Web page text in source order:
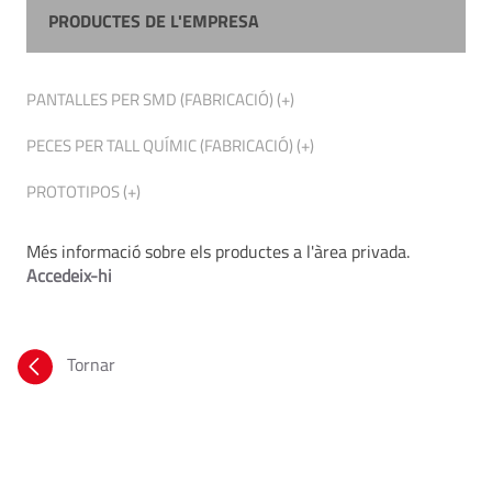
PRODUCTES DE L'EMPRESA
PANTALLES PER SMD (FABRICACIÓ) (+)
PECES PER TALL QUÍMIC (FABRICACIÓ) (+)
PROTOTIPOS (+)
Més informació sobre els productes a l'àrea privada.
Accedeix-hi
Tornar